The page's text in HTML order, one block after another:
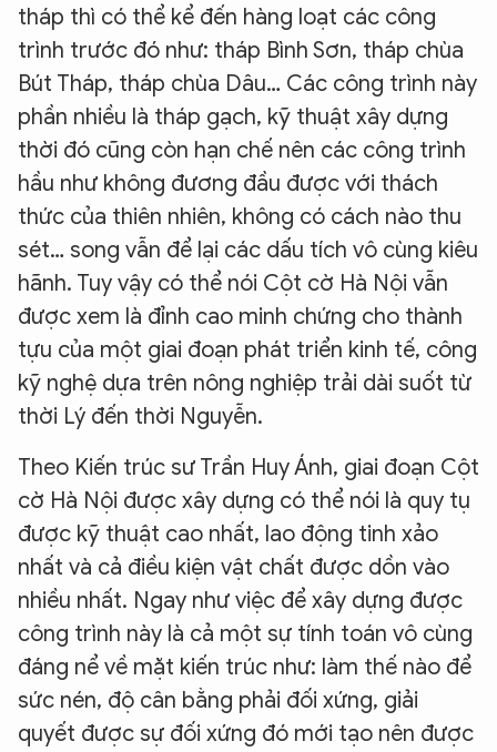
tháp thì có thể kể đến hàng loạt các công
trình trước đó như: tháp Bình Sơn, tháp chùa
Bút Tháp, tháp chùa Dâu… Các công trình này
phần nhiều là tháp gạch, kỹ thuật xây dựng
thời đó cũng còn hạn chế nên các công trình
hầu như không đương đầu được với thách
thức của thiên nhiên, không có cách nào thu
sét… song vẫn để lại các dấu tích vô cùng kiêu
hãnh. Tuy vậy có thể nói Cột cờ Hà Nội vẫn
được xem là đỉnh cao minh chứng cho thành
tựu của một giai đoạn phát triển kinh tế, công
kỹ nghệ dựa trên nông nghiệp trải dài suốt từ
thời Lý đến thời Nguyễn.
Theo Kiến trúc sư Trần Huy Ánh, giai đoạn Cột
cờ Hà Nội được xây dựng có thể nói là quy tụ
được kỹ thuật cao nhất, lao động tinh xảo
nhất và cả điều kiện vật chất được dồn vào
nhiều nhất. Ngay như việc để xây dựng được
công trình này là cả một sự tính toán vô cùng
đáng nể về mặt kiến trúc như: làm thế nào để
sức nén, độ cân bằng phải đối xứng, giải
quyết được sự đối xứng đó mới tạo nên được
An Ninh Thủ Đô nhé. Tôi sẵn sàng hỗ trợ!